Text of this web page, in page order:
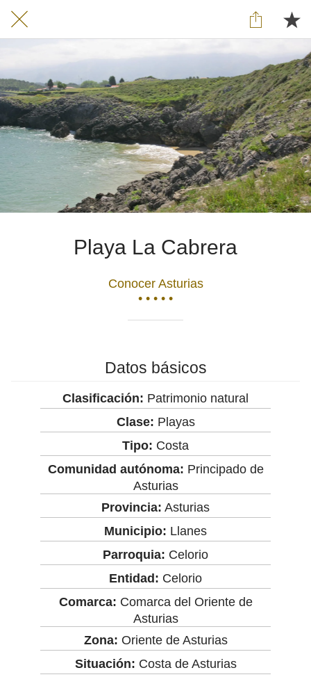
Playa La Cabrera
Conocer Asturias
• • • • •
Datos básicos
Clasificación: Patrimonio natural
Clase: Playas
Tipo: Costa
Comunidad autónoma: Principado de
Asturias
Provincia: Asturias
Municipio: Llanes
Parroquia: Celorio
Entidad: Celorio
Comarca: Comarca del Oriente de
Asturias
Zona: Oriente de Asturias
Situación: Costa de Asturias